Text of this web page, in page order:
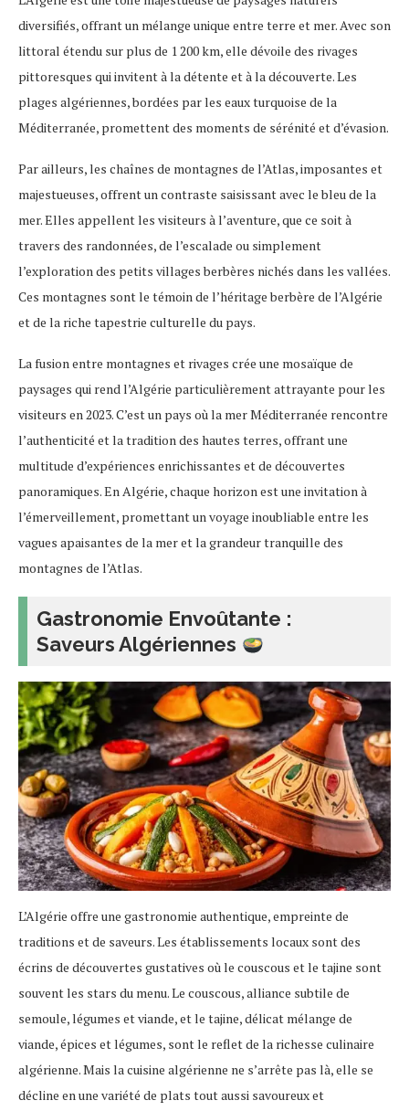
diversifiés, offrant un mélange unique entre terre et mer. Avec son
littoral étendu sur plus de 1 200 km, elle dévoile des rivages
pittoresques qui invitent à la détente et à la découverte. Les
plages algériennes, bordées par les eaux turquoise de la
Méditerranée, promettent des moments de sérénité et d’évasion.
Par ailleurs, les chaînes de montagnes de l’Atlas, imposantes et
majestueuses, offrent un contraste saisissant avec le bleu de la
mer. Elles appellent les visiteurs à l’aventure, que ce soit à
travers des randonnées, de l’escalade ou simplement
l’exploration des petits villages berbères nichés dans les vallées.
Ces montagnes sont le témoin de l’héritage berbère de l’Algérie
et de la riche tapestrie culturelle du pays.
La fusion entre montagnes et rivages crée une mosaïque de
paysages qui rend l’Algérie particulièrement attrayante pour les
visiteurs en 2023. C’est un pays où la mer Méditerranée rencontre
l’authenticité et la tradition des hautes terres, offrant une
multitude d’expériences enrichissantes et de découvertes
panoramiques. En Algérie, chaque horizon est une invitation à
l’émerveillement, promettant un voyage inoubliable entre les
vagues apaisantes de la mer et la grandeur tranquille des
montagnes de l’Atlas.
Gastronomie Envoûtante :
Saveurs Algériennes
L’Algérie offre une gastronomie authentique, empreinte de
traditions et de saveurs. Les établissements locaux sont des
écrins de découvertes gustatives où le couscous et le tajine sont
souvent les stars du menu. Le couscous, alliance subtile de
semoule, légumes et viande, et le tajine, délicat mélange de
viande, épices et légumes, sont le reflet de la richesse culinaire
algérienne. Mais la cuisine algérienne ne s’arrête pas là, elle se
décline en une variété de plats tout aussi savoureux et